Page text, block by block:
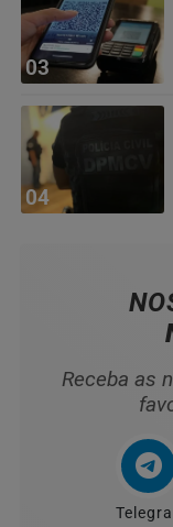
03
04
Receba as